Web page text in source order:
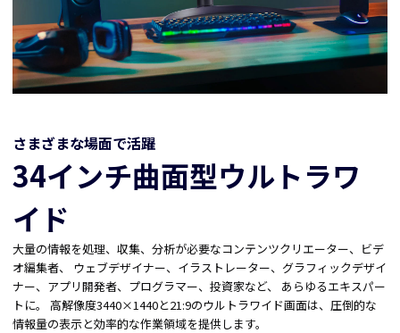
さまざまな場面で活躍
34インチ曲面型ウルトラワ
イド
大量の情報を処理、収集、分析が必要なコンテンツクリエーター、ビデ
オ編集者、 ウェブデザイナー、イラストレーター、グラフィックデザイ
ナー、アプリ開発者、プログラマー、投資家など、 あらゆるエキスパー
トに。 高解像度3440×1440と21:9のウルトラワイド画面は、圧倒的な
情報量の表示と効率的な作業領域を提供します。